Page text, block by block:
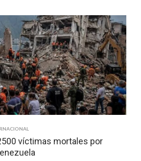
CONGO
REPORTA
506
MUERTOS
POR
ÉBOLA
víctimas mortales por